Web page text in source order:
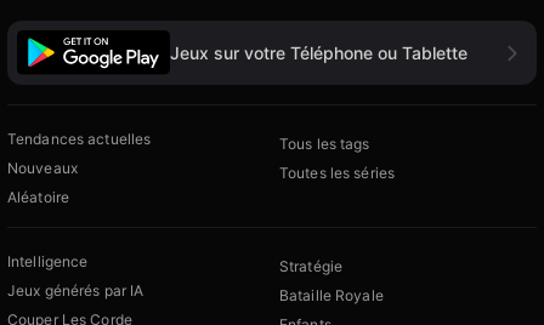
Jeux sur votre Téléphone ou Tablette
Tendances actuelles
Nouveaux
Aléatoire
Tous les tags
Toutes les séries
Intelligence
Jeux générés par IA
Couper Les Corde
Stratégie
Bataille Royale